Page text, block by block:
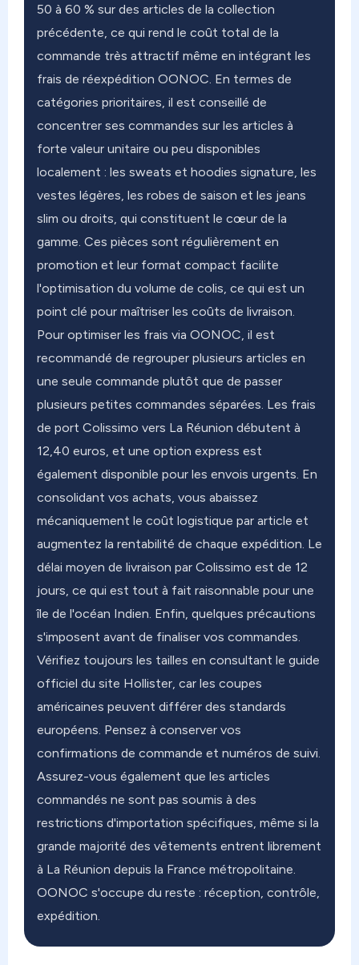
50 à 60 % sur des articles de la collection
précédente, ce qui rend le coût total de la
commande très attractif même en intégrant les
frais de réexpédition OONOC. En termes de
catégories prioritaires, il est conseillé de
concentrer ses commandes sur les articles à
forte valeur unitaire ou peu disponibles
localement : les sweats et hoodies signature, les
vestes légères, les robes de saison et les jeans
slim ou droits, qui constituent le cœur de la
gamme. Ces pièces sont régulièrement en
promotion et leur format compact facilite
l'optimisation du volume de colis, ce qui est un
point clé pour maîtriser les coûts de livraison.
Pour optimiser les frais via OONOC, il est
recommandé de regrouper plusieurs articles en
une seule commande plutôt que de passer
plusieurs petites commandes séparées. Les frais
de port Colissimo vers La Réunion débutent à
12,40 euros, et une option express est
également disponible pour les envois urgents. En
consolidant vos achats, vous abaissez
mécaniquement le coût logistique par article et
augmentez la rentabilité de chaque expédition. Le
délai moyen de livraison par Colissimo est de 12
jours, ce qui est tout à fait raisonnable pour une
île de l'océan Indien. Enfin, quelques précautions
s'imposent avant de finaliser vos commandes.
Vérifiez toujours les tailles en consultant le guide
officiel du site Hollister, car les coupes
américaines peuvent différer des standards
européens. Pensez à conserver vos
confirmations de commande et numéros de suivi.
Assurez-vous également que les articles
commandés ne sont pas soumis à des
restrictions d'importation spécifiques, même si la
grande majorité des vêtements entrent librement
à La Réunion depuis la France métropolitaine.
OONOC s'occupe du reste : réception, contrôle,
expédition.